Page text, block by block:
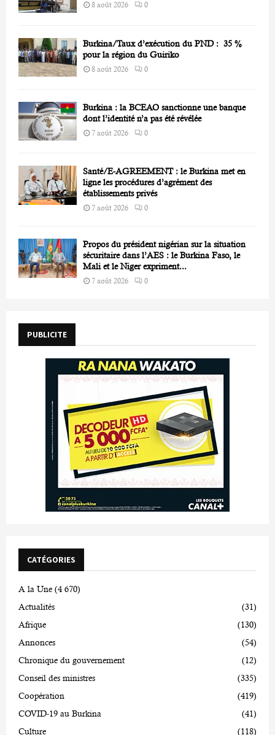
8 août 2026 0
Burkina/Taux d’exécution du PND : 35 %
pour la région du Guiriko
8 août 2026 0
Burkina : la BCEAO sanctionne une banque
dont l’identité n’a pas été révélée
7 août 2026 0
Santé/E-AGREEMENT : le Burkina met en
ligne les procédures d’agrément des
établissements privés
7 août 2026 0
Propos du président nigérian sur la situation
sécuritaire dans l’AES : le Burkina Faso, le
Mali et le Niger expriment...
7 août 2026 0
PUBLICITE
CATÉGORIES
A la Une (4 670)
Actualités
(31)
Afrique
(130)
Annonces
(54)
Chronique du gouvernement
(12)
Conseil des ministres
(335)
Coopération
(419)
COVID-19 au Burkina
(41)
Culture
(118)